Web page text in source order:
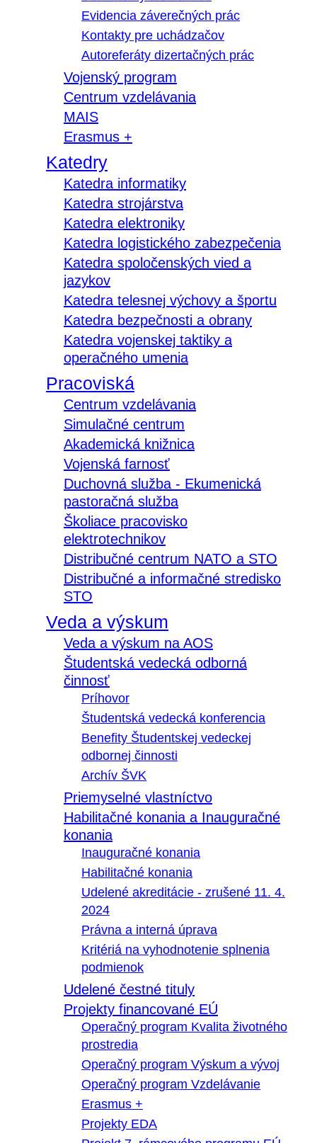
Evidencia záverečných prác
Kontakty pre uchádzačov
Autoreferáty dizertačných prác
Vojenský program
Centrum vzdelávania
MAIS
Erasmus +
Katedry
Katedra informatiky
Katedra strojárstva
Katedra elektroniky
Katedra logistického zabezpečenia
Katedra spoločenských vied a
jazykov
Katedra telesnej výchovy a športu
Katedra bezpečnosti a obrany
Katedra vojenskej taktiky a
operačného umenia
Pracoviská
Centrum vzdelávania
Simulačné centrum
Akademická knižnica
Vojenská farnosť
Duchovná služba - Ekumenická
pastoračná služba
Školiace pracovisko
elektrotechnikov
Distribučné centrum NATO a STO
Distribučné a informačné stredisko
STO
Veda a výskum
Veda a výskum na AOS
Študentská vedecká odborná
činnosť
Príhovor
Študentská vedecká konferencia
Benefity Študentskej vedeckej
odbornej činnosti
Archív ŠVK
Priemyselné vlastníctvo
Habilitačné konania a Inauguračné
konania
Inauguračné konania
Habilitačné konania
Udelené akreditácie - zrušené 11. 4.
2024
Právna a interná úprava
Kritériá na vyhodnotenie splnenia
podmienok
Udelené čestné tituly
Projekty financované EÚ
Operačný program Kvalita životného
prostredia
Operačný program Výskum a vývoj
Operačný program Vzdelávanie
Erasmus +
Projekty EDA